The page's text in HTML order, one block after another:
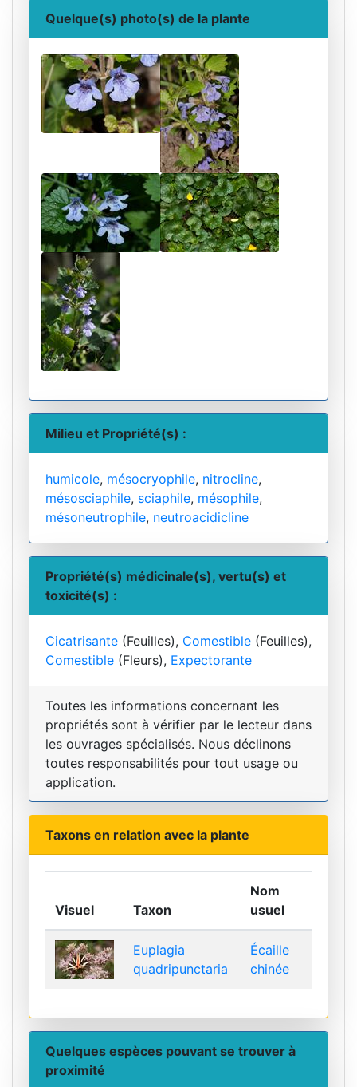
Quelque(s) photo(s) de la plante
Milieu et Propriété(s) :
humicole, mésocryophile, nitrocline,
mésosciaphile, sciaphile, mésophile,
mésoneutrophile, neutroacidicline
Propriété(s) médicinale(s), vertu(s) et
toxicité(s) :
Cicatrisante (Feuilles), Comestible (Feuilles),
Comestible (Fleurs), Expectorante
Toutes les informations concernant les
propriétés sont à vérifier par le lecteur dans
les ouvrages spécialisés. Nous déclinons
toutes responsabilités pour tout usage ou
application.
Taxons en relation avec la plante
Visuel Taxon
Nom
usuel
Euplagia
quadripunctaria
Écaille
chinée
Quelques espèces pouvant se trouver à
proximité